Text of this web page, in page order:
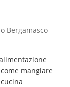
Bergamasco
mangiare